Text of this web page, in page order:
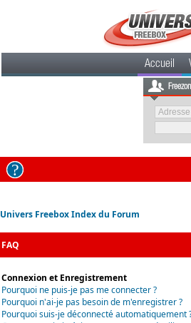
Accueil
Univers Freebox Index du Forum
FAQ
Connexion et Enregistrement
Pourquoi ne puis-je pas me connecter ?
Pourquoi n'ai-je pas besoin de m'enregistrer ?
Pourquoi suis-je déconnecté automatiquement